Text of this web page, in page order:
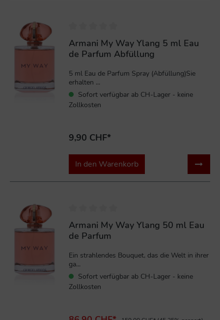
Armani My Way Ylang 5 ml Eau
de Parfum Abfüllung
5 ml Eau de Parfum Spray (Abfüllung)Sie
erhalten ...
Sofort verfügbar ab CH-Lager - keine
Zollkosten
9,90 CHF*
In den Warenkorb
Armani My Way Ylang 50 ml Eau
de Parfum
Ein strahlendes Bouquet, das die Welt in ihrer
ga...
Sofort verfügbar ab CH-Lager - keine
Zollkosten